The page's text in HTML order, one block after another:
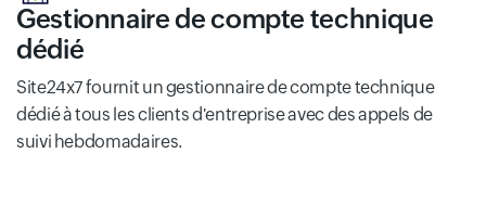
Gestionnaire de compte technique
dédié
Site24x7 fournit un gestionnaire de compte technique
dédié à tous les clients d'entreprise avec des appels de
suivi hebdomadaires.